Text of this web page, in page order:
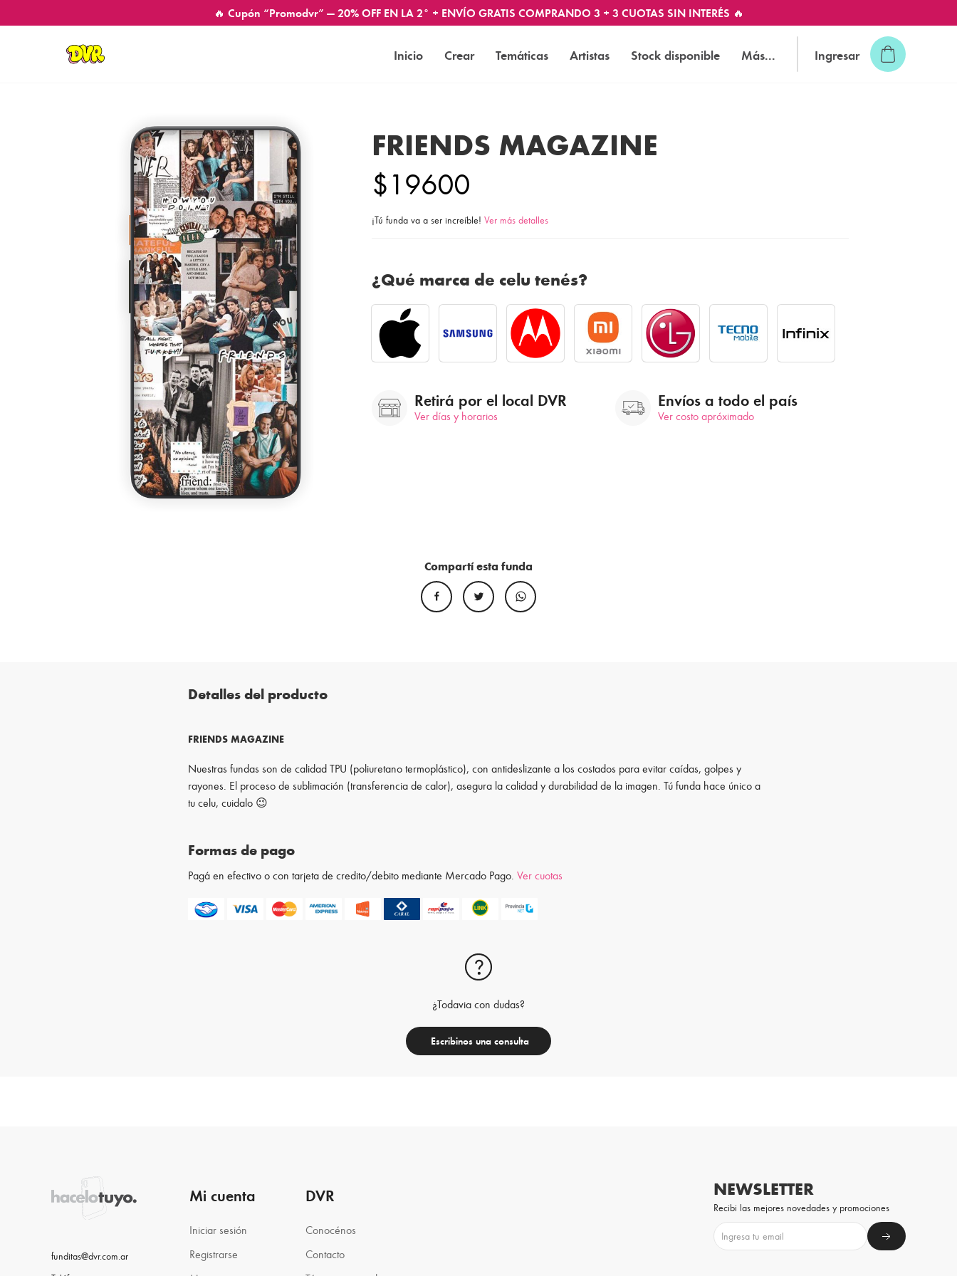
🔥 Cupón “Promodvr” — 20% OFF EN LA 2° + ENVÍO GRATIS COMPRANDO 3 + 3 CUOTAS SIN INTERÉS 🔥
Inicio Crear Temáticas Artistas Stock disponible Más... Ingresar
FRIENDS MAGAZINE
$19600
¡Tú funda va a ser increíble! Ver más detalles
¿Qué marca de celu tenés?
Retirá por el local DVR
Ver días y horarios
Envíos a todo el país
Ver costo apróximado
Compartí esta funda
Detalles del producto
FRIENDS MAGAZINE
Nuestras fundas son de calidad TPU (poliuretano termoplástico), con antideslizante a los costados para evitar caídas, golpes y
rayones. El proceso de sublimación (transferencia de calor), asegura la calidad y durabilidad de la imagen. Tú funda hace único a
tu celu, cuidalo 😉
Formas de pago
Pagá en efectivo o con tarjeta de credito/debito mediante Mercado Pago.Ver cuotas
¿Todavia con dudas?
Escribinos una consulta
funditas@dvr.com.ar
Mi cuenta
Iniciar sesión
Registrarse
DVR
Conocénos
Contacto
NEWSLETTER
Recibi las mejores novedades y promociones